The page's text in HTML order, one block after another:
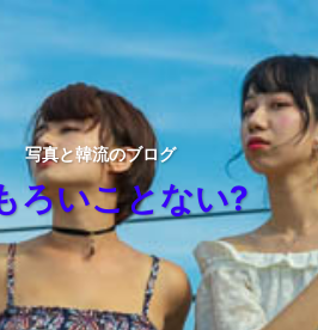
写真と韓流のブログ
ろいことない?